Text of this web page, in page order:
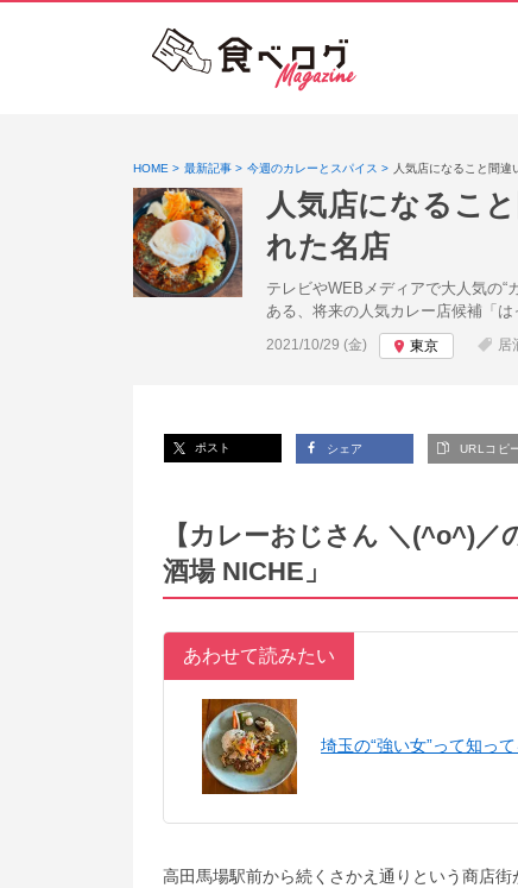
HOME 最新記事 今週のカレーとスパイス 人気店になること間
人気店になるこ
れた名店
テレビやWEBメディアで大人気の
ある、将来の人気カレー店候補「は
投稿日:
2021/10/29 (金) 東京 居
ポスト シェア URLコピ
【カレーおじさん ＼(^o^)
酒場 NICHE」
あわせて読みたい
埼玉の“強い女”って知っ
高田馬場駅前から続くさかえ通りという商店